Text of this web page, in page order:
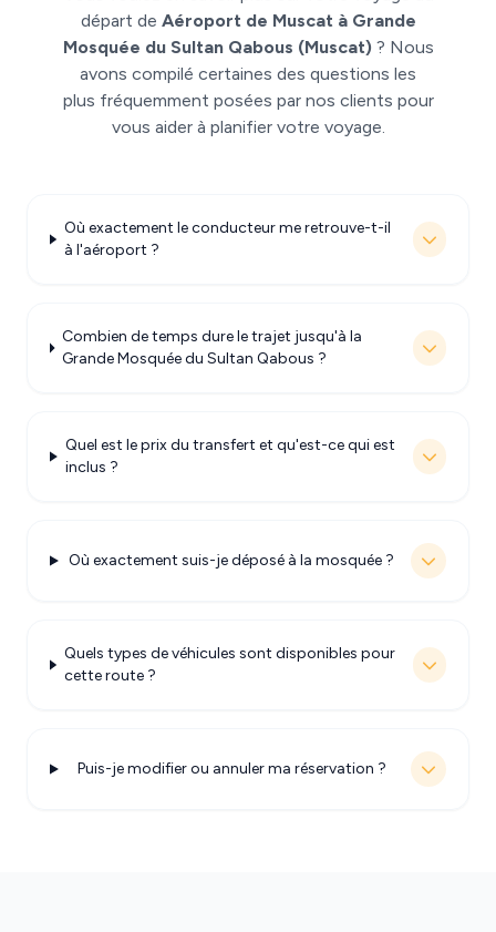
départ de Aéroport de Muscat à Grande
Mosquée du Sultan Qabous (Muscat) ? Nous
avons compilé certaines des questions les
plus fréquemment posées par nos clients pour
vous aider à planifier votre voyage.
Où exactement le conducteur me retrouve-t-il
à l'aéroport ?
Combien de temps dure le trajet jusqu'à la
Grande Mosquée du Sultan Qabous ?
Quel est le prix du transfert et qu'est-ce qui est
inclus ?
Où exactement suis-je déposé à la mosquée ?
Quels types de véhicules sont disponibles pour
cette route ?
Puis-je modifier ou annuler ma réservation ?